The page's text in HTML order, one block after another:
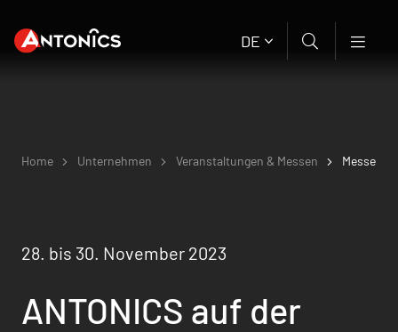
DE
Home Unternehmen Veranstaltungen & Messen Messe
28. bis 30. November 2023
ANTONICS auf der